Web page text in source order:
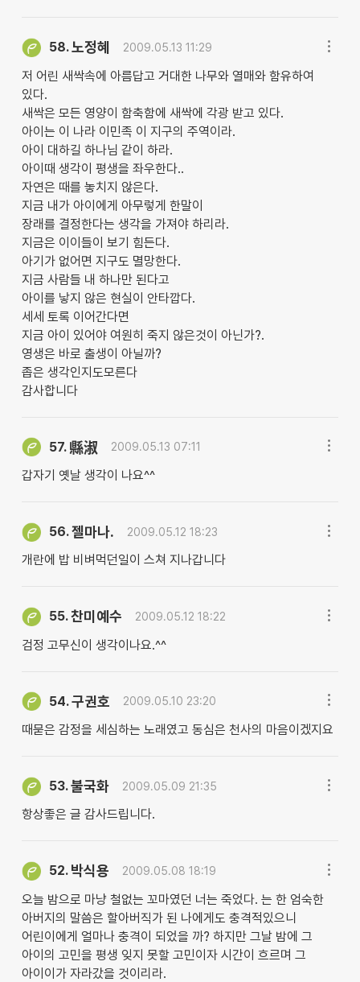
58.노정혜 2009.05.13 11:29
저 어린 새싹속에 아름답고 거대한 나무와 열매와 함유하여
있다.
새싹은 모든 영양이 함축함에 새싹에 각광 받고 있다.
아이는 이 나라 이민족 이 지구의 주역이라.
아이 대하길 하나님 같이 하라.
아이때 생각이 평생을 좌우한다..
자연은 때를 놓치지 않은다.
지금 내가 아이에게 아무렇게 한말이
장래를 결정한다는 생각을 가져야 하리라.
지금은 이이들이 보기 힘든다.
아기가 없어면 지구도 멸망한다.
지금 사람들 내 하나만 된다고
아이를 낳지 않은 현실이 안타깝다.
세세 토록 이어간다면
지금 아이 있어야 여원히 죽지 않은것이 아닌가?.
영생은 바로 출생이 아닐까?
좁은 생각인지도모른다
감사합니다
57. 縣淑 2009.05.13 07:11
갑자기 옛날 생각이 나요^^
56.젤마나. 2009.05.12 18:23
개란에 밥 비벼먹던일이 스쳐 지나갑니다
55.찬미예수 2009.05.12 18:22
검정 고무신이 생각이나요.^^
54.구권호 2009.05.10 23:20
때묻은 감정을 세심하는 노래였고 동심은 천사의 마음이겠지요
53.불국화 2009.05.09 21:35
항상좋은 글 감사드립니다.
52. 박식용 2009.05.08 18:19
오늘 밤으로 마냥 철없는 꼬마였던 너는 죽었다. 는 한 엄숙한
아버지의 말씀은 할아버직가 된 나에게도 충격적있으니
어린이에게 얼마나 충격이 되었을 까? 하지만 그날 밤에 그
아이의 고민을 평생 잊지 못할 고민이자 시간이 흐르며 그
아이이가 자라갔을 것이리라.